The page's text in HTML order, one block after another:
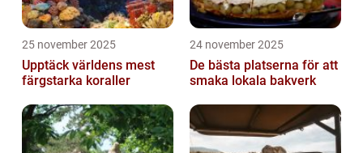
25 november 2025
Upptäck världens mest
färgstarka koraller
24 november 2025
De bästa platserna för att
smaka lokala bakverk